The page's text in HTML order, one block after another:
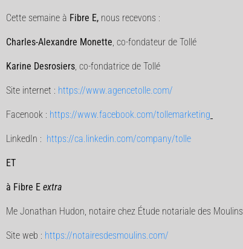
Cette semaine à Fibre E, nous recevons :
Charles-Alexandre Monette, co-fondateur de Tollé
Karine Desrosiers, co-fondatrice de Tollé
Site internet : https://www.agencetolle.com/
Facenook : https://www.facebook.com/tollemarketing
LinkedIn : https://ca.linkedin.com/company/tolle
ET
à Fibre E extra
Me Jonathan Hudon, notaire chez Étude notariale des Moulins
Site web : https://notairesdesmoulins.com/